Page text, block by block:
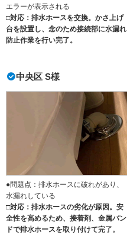
エラーが表示される
□対応：排水ホースを交換。かさ上げ
台を設置し、念のため接続部に水漏れ
防止作業を行い完了。
中央区 S様
●問題点：排水ホースに破れがあり、
水漏れしている
□対応：排水ホースの劣化が原因。安
全性を高めるため、接着剤、金属バン
ドで排水ホースを取り付けて完了。